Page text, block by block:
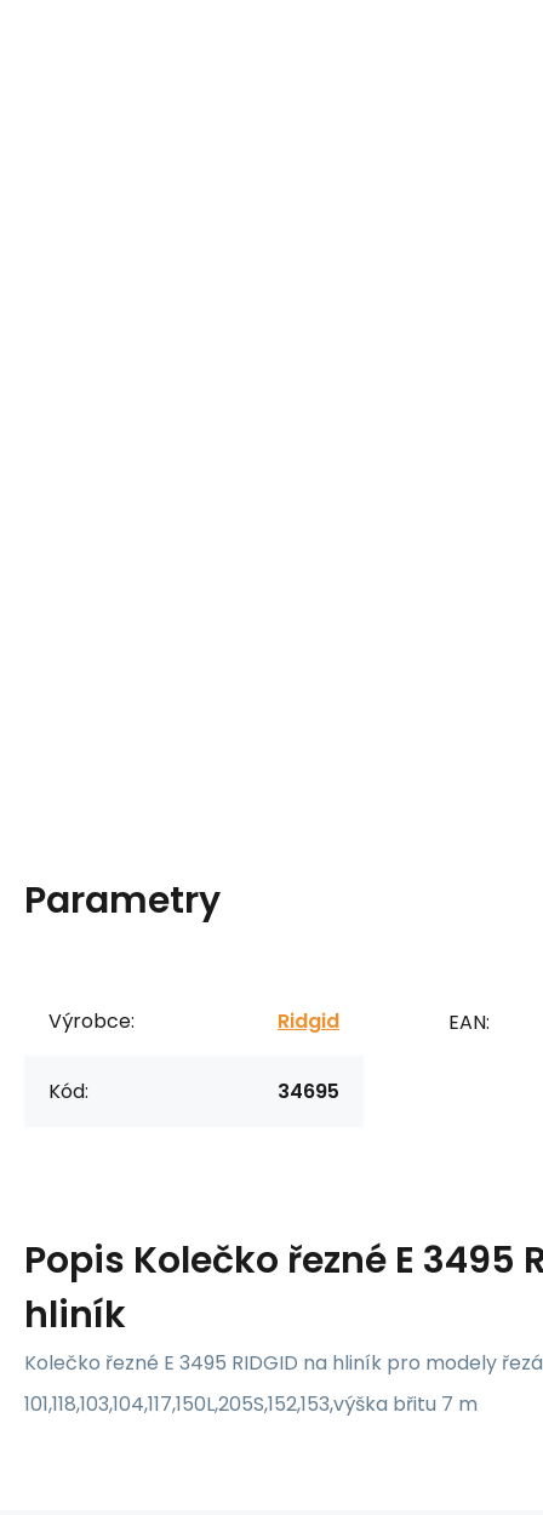
Parametry
Výrobce: Ridgid
Kód: 34695
EAN:
Popis Kolečko řezné E 3495
hliník
Kolečko řezné E 3495 RIDGID na hliník pro modely
101,118,103,104,117,150L,205S,152,153,výška břitu 7 m